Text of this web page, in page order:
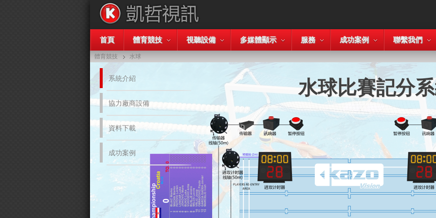
首頁 體育競技 視聽設備 多媒體顯示 服務 成功案例 聯繫我們
體育競技 水球
系統介紹
協力廠商設備
資料下載
成功案例
水球比賽記分